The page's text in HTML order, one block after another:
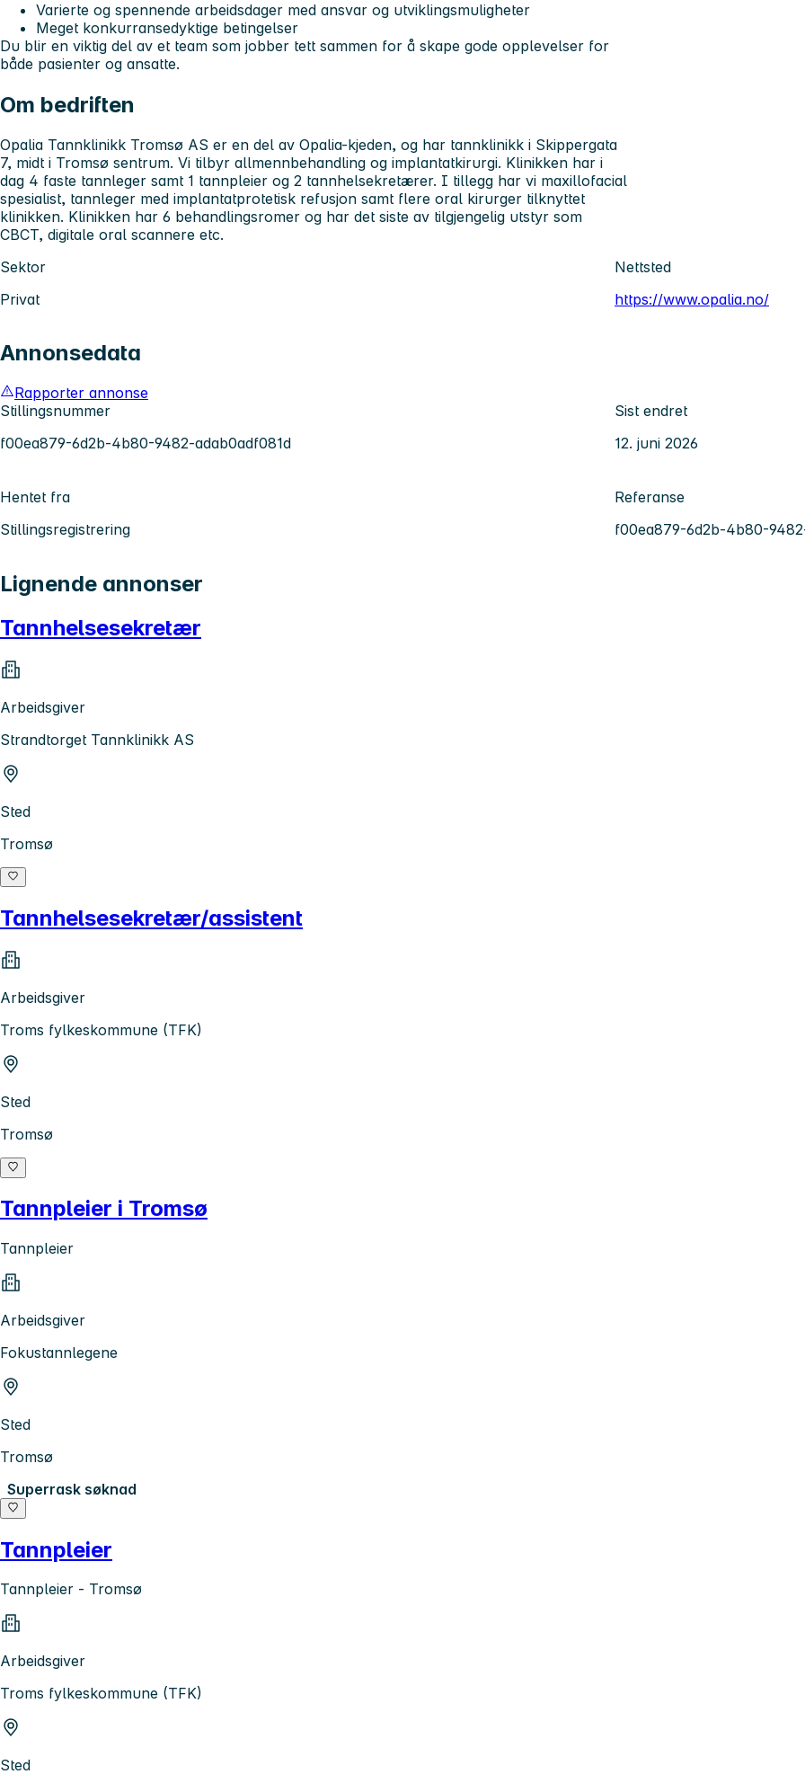
Varierte og spennende arbeidsdager med ansvar og utviklingsmuligheter
Meget konkurransedyktige betingelser
Du blir en viktig del av et team som jobber tett sammen for å skape gode opplevelser for
både pasienter og ansatte.
Om bedriften
Opalia Tannklinikk Tromsø AS er en del av Opalia-kjeden, og har tannklinikk i Skippergata
7, midt i Tromsø sentrum. Vi tilbyr allmennbehandling og implantatkirurgi. Klinikken har i
dag 4 faste tannleger samt 1 tannpleier og 2 tannhelsekretærer. I tillegg har vi maxillofacial
spesialist, tannleger med implantatprotetisk refusjon samt flere oral kirurger tilknyttet
klinikken. Klinikken har 6 behandlingsromer og har det siste av tilgjengelig utstyr som
CBCT, digitale oral scannere etc.
Sektor
Privat
Nettsted
https://www.opalia.no/
Annonsedata
Rapporter annonse
Stillingsnummer
f00ea879-6d2b-4b80-9482-adab0adf081d
Sist endret
12. juni 2026
Hentet fra
Stillingsregistrering
Referanse
f00ea879-6d2b-4b80-
Lignende annonser
Tannhelsesekretær
Arbeidsgiver
Strandtorget Tannklinikk AS
Sted
Tromsø
Tannhelsesekretær/assistent
Arbeidsgiver
Troms fylkeskommune (TFK)
Sted
Tromsø
Tannpleier i Tromsø
Tannpleier
Arbeidsgiver
Fokustannlegene
Sted
Tromsø
Superrask søknad
Tannpleier
Tannpleier - Tromsø
Arbeidsgiver
Troms fylkeskommune (TFK)
Sted